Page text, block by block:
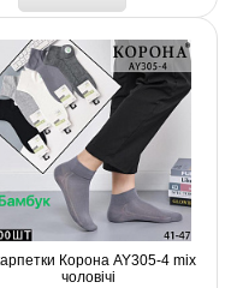
Корона AY305-4 mix
чоловічі